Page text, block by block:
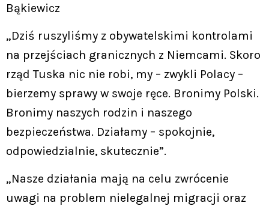
Bąkiewicz
„Dziś ruszyliśmy z obywatelskimi kontrolami
na przejściach granicznych z Niemcami. Skoro
rząd Tuska nic nie robi, my – zwykli Polacy –
bierzemy sprawy w swoje ręce. Bronimy Polski.
Bronimy naszych rodzin i naszego
bezpieczeństwa. Działamy – spokojnie,
odpowiedzialnie, skutecznie”.
„Nasze działania mają na celu zwrócenie
uwagi na problem nielegalnej migracji oraz